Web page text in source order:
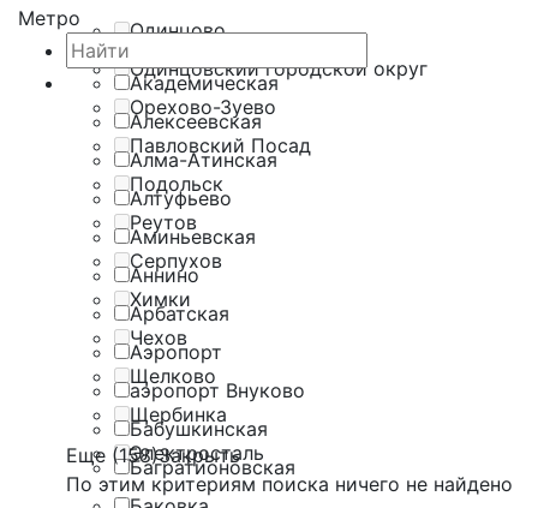
Одинцово
Одинцовский городской округ
Орехово-Зуево
Павловский Посад
Подольск
Реутов
Серпухов
Химки
Чехов
Щелково
Щербинка
Электросталь
Метро
Академическая
Алексеевская
Алма-Атинская
Алтуфьево
Аминьевская
Аннино
Арбатская
Аэропорт
аэропорт Внуково
Бабушкинская
Багратионовская
Еще (158)Закрыть
По этим критериям поиска ничего не найдено